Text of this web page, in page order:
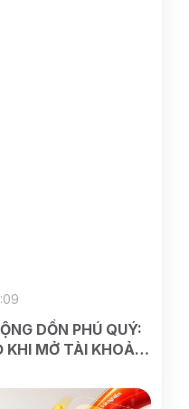
DỒN PHÚ QUÝ:
MỞ TÀI KHOẢN